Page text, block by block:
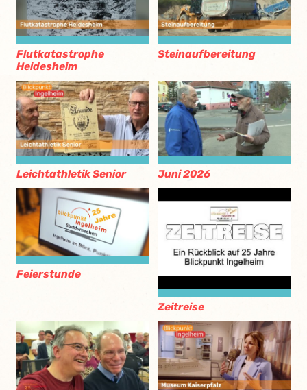
Flutkatastrophe
Heidesheim
Steinaufbereitung
Leichtathletik Senior Juni 2026
Feierstunde
Zeitreise